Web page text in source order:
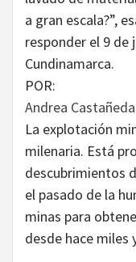
a gran escala?”,
responder el 9 de
Cundinamarca.
POR:
Andrea Castañeda
La explotación
milenaria. Está
descubrimientos
el pasado de la
minas para
desde hace miles